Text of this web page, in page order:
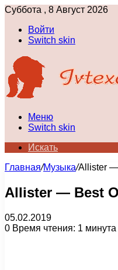
Суббота , 8 Август 2026
Войти
Switch skin
Меню
Switch skin
Искать
Главная/Музыка/Allister —
Allister — Best
05.02.2019
0 Время чтения: 1 минута